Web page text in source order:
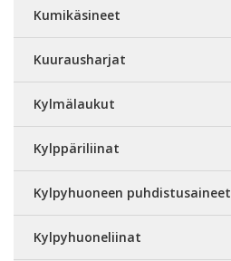
Kumikäsineet
Kuurausharjat
Kylmälaukut
Kylppäriliinat
Kylpyhuoneen puhdistusaineet
Kylpyhuoneliinat